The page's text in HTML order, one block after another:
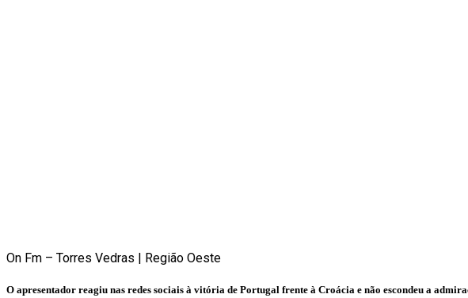
On Fm – Torres Vedras | Região Oeste
O apresentador reagiu nas redes sociais à vitória de Portugal frente à Croácia e não escondeu a